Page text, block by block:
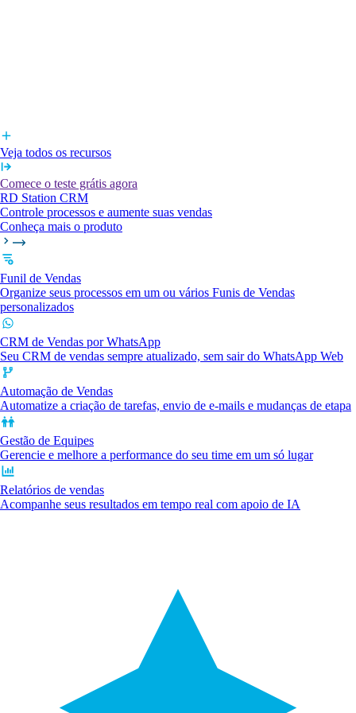
Veja todos os recursos
Comece o teste grátis agora
RD Station CRM
Controle processos e aumente suas vendas
Conheça mais o produto
Funil de Vendas
Organize seus processos em um ou vários Funis de Vendas
personalizados
CRM de Vendas por WhatsApp
Seu CRM de vendas sempre atualizado, sem sair do WhatsApp Web
Automação de Vendas
Automatize a criação de tarefas, envio de e-mails e mudanças de etapa
Gestão de Equipes
Gerencie e melhore a performance do seu time em um só lugar
Relatórios de vendas
Acompanhe seus resultados em tempo real com apoio de IA